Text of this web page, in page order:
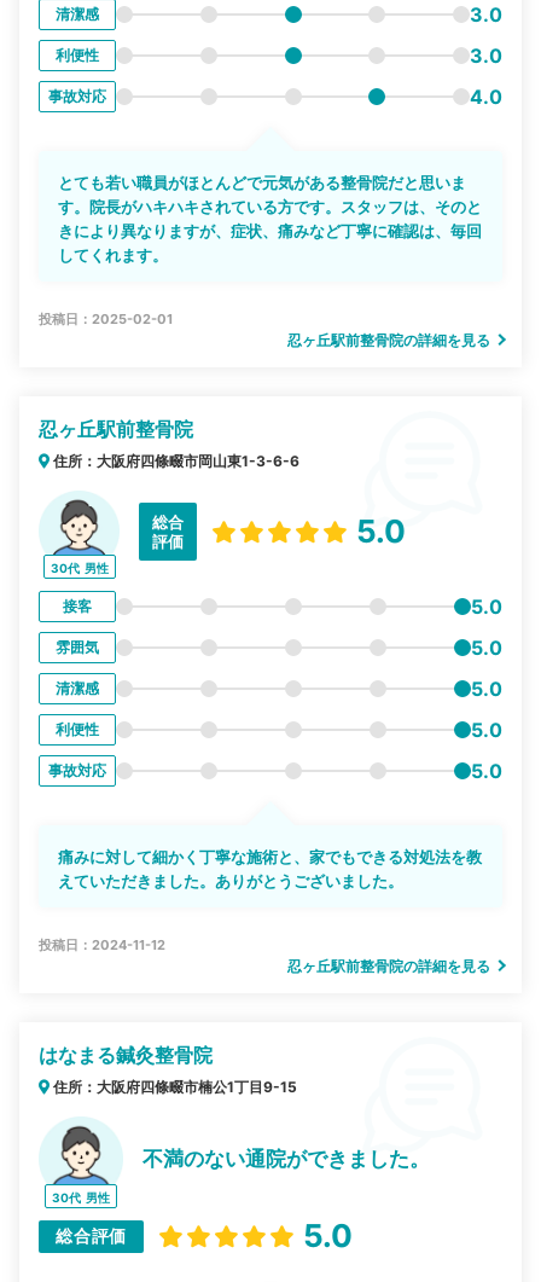
清潔感 3.0
利便性 3.0
事故対応 4.0
とても若い職員がほとんどで元気がある整骨院だと思いま
す。院長がハキハキされている方です。スタッフは、そのと
きにより異なりますが、症状、痛みなど丁寧に確認は、毎回
してくれます。
投稿日：2025-02-01
忍ヶ丘駅前整骨院の詳細を見る
忍ヶ丘駅前整骨院
住所：大阪府四條畷市岡山東1-3-6-6
30代 男性
総合
評価
5.0
接客 5.0
雰囲気 5.0
清潔感 5.0
利便性 5.0
事故対応 5.0
痛みに対して細かく丁寧な施術と、家でもできる対処法を教
えていただきました。ありがとうございました。
投稿日：2024-11-12
忍ヶ丘駅前整骨院の詳細を見る
はなまる鍼灸整骨院
住所：大阪府四條畷市楠公1丁目9-15
30代 男性
不満のない通院ができました。
総合評価 5.0